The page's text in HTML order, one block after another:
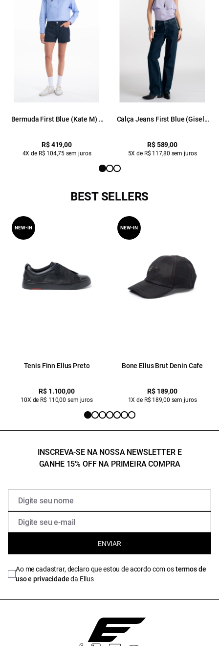
Bermuda First Blue (Kate M) 5
R$ 419,00
4X de R$ 104,75 sem juros
Calça Jeans First Blue (Gisele
R$ 589,00
5X de R$ 117,80 sem juros
BEST SELLERS
Tenis Finn Ellus Preto
R$ 1.100,00
10X de R$ 110,00 sem juros
NEW-IN
Bone Ellus Brut Denin Cafe
R$ 189,00
1X de R$ 189,00 sem juros
NEW-IN
INSCREVA-SE NA NOSSA NEWSLETTER E
GANHE 15% OFF NA PRIMEIRA COMPRA
ENVIAR
Ao me cadastrar, declaro que estou de acordo com ostermos de
uso e privacidadeda Ellus